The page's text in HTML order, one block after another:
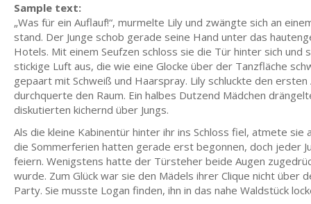
Sample text:
„Was für ein Auflauf!“, murmelte Lily und zwängte sich an
stand. Der Junge schob gerade seine Hand unter das
Hotels. Mit einem Seufzen schloss sie die Tür hinter sich
stickige Luft aus, die wie eine Glocke über der Tanzfläche
gepaart mit Schweiß und Haarspray. Lily schluckte den
durchquerte den Raum. Ein halbes Dutzend Mädchen
diskutierten kichernd über Jungs.
Als die kleine Kabinentür hinter ihr ins Schloss fiel, atmete
die Sommerferien hatten gerade erst begonnen, doch jeder
feiern. Wenigstens hatte der Türsteher beide Augen
wurde. Zum Glück war sie den Mädels ihrer Clique nicht
Party. Sie musste Logan finden, ihn in das nahe Waldstück